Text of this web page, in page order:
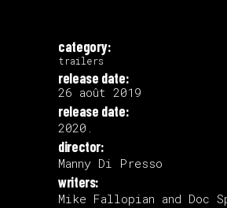
category:
trailers
release date:
26 août 2019
release date:
2020.
director:
Manny Di Presso
writers:
Mike Fallopian and Doc